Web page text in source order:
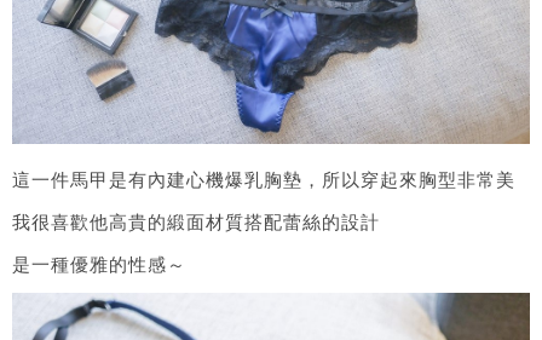
這一件馬甲是有內建心機爆乳胸墊，所以穿起來胸型非常美
我很喜歡他高貴的緞面材質搭配蕾絲的設計
是一種優雅的性感～